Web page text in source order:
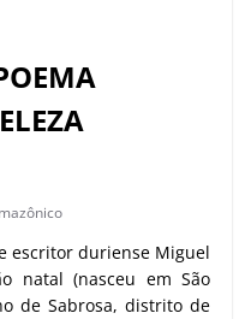
escritor duriense Miguel
natal (nasceu em São
de Sabrosa, distrito de